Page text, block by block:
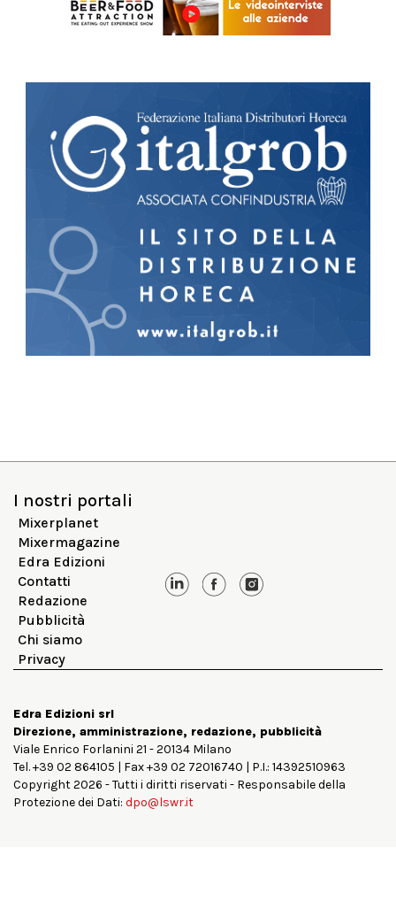
I nostri portali
Mixerplanet
Mixermagazine
Edra Edizioni
Contatti
Redazione
Pubblicità
Chi siamo
Privacy
Edra Edizioni srl
Direzione, amministrazione, redazione, pubblicità
Viale Enrico Forlanini 21 - 20134 Milano
Tel. +39 02 864105 | Fax +39 02 72016740 | P.I.: 14392510963
Copyright 2026 - Tutti i diritti riservati - Responsabile della
Protezione dei Dati: dpo@lswr.it